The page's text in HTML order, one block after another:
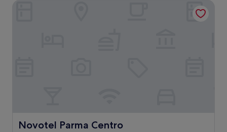
111 €
Novotel Parma Centro
Novotel Parma Centro